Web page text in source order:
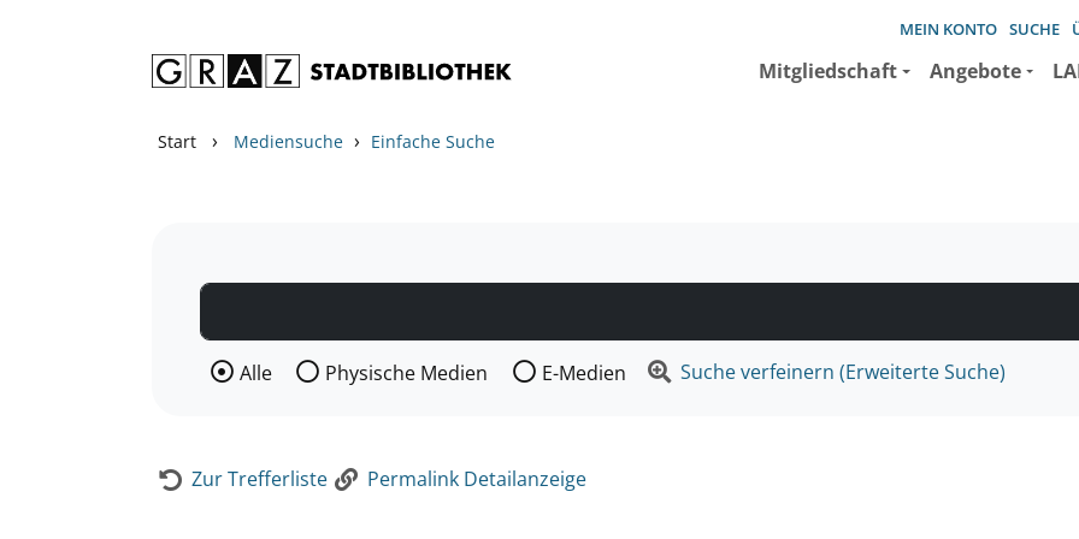
MEIN KONTO SUCHE
Mitgliedschaft Angebote
Start › Mediensuche › Einfache Suche
Wählen Sie die Medienart nach der Sie suchen wollen.
Alle Physische Medien E-Medien Suche verfeinern (Erweiterte Suche)
Zur Trefferliste Permalink Detailanzeige